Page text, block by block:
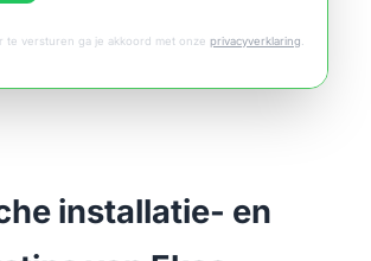
te versturen ga je akkoord met onze privacyverklaring
installatie- en